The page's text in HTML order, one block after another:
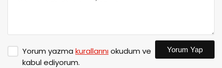
Yorum yazma kurallarınıokudum ve
kabul ediyorum.
Yorum Yap